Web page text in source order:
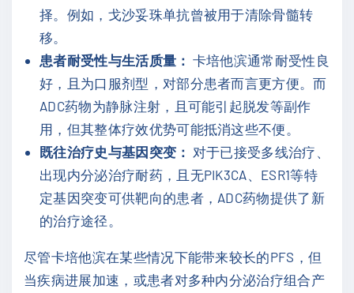
择。例如，戈沙妥珠单抗曾被用于清除骨髓转
移。
患者耐受性与生活质量： 卡培他滨通常耐受性良
好，且为口服剂型，对部分患者而言更方便。而
ADC药物为静脉注射，且可能引起脱发等副作
用，但其整体疗效优势可能抵消这些不便。
既往治疗史与基因突变： 对于已接受多线治疗、
出现内分泌治疗耐药，且无PIK3CA、ESR1等特
定基因突变可供靶向的患者，ADC药物提供了新
的治疗途径。
尽管卡培他滨在某些情况下能带来较长的PFS，但
当疾病进展加速，或患者对多种内分泌治疗组合产